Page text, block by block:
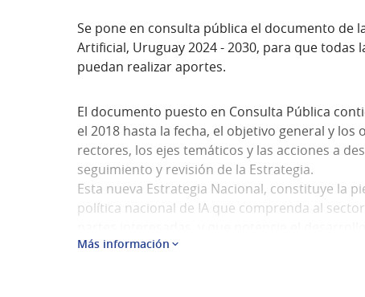
Se pone en consulta pública el documento de
Artificial, Uruguay 2024 - 2030, para que
puedan realizar aportes.
El documento puesto en Consulta Pública
el 2018 hasta la fecha, el objetivo general y
rectores, los ejes temáticos y las acciones a
seguimiento y revisión de la Estrategia.
Esta nueva Estrategia Nacional, constituye la
política nacional de IA que comprenda al
dimensiones, contribuyendo al crecimiento
Más información